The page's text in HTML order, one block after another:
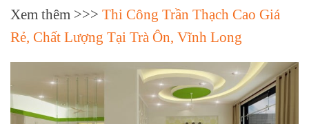
Xem thêm >>> Thi Công Trần Thạch Cao Giá
Rẻ, Chất Lượng Tại Trà Ôn, Vĩnh Long